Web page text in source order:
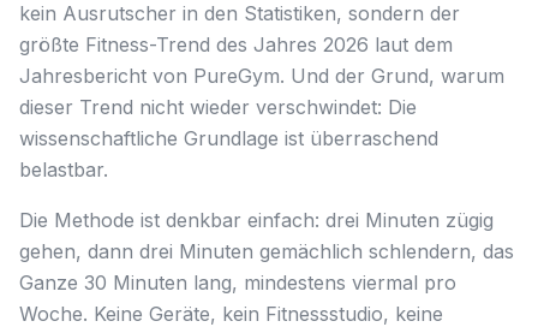
kein Ausrutscher in den Statistiken, sondern der
größte Fitness-Trend des Jahres 2026 laut dem
Jahresbericht von PureGym. Und der Grund, warum
dieser Trend nicht wieder verschwindet: Die
wissenschaftliche Grundlage ist überraschend
belastbar.
Die Methode ist denkbar einfach: drei Minuten zügig
gehen, dann drei Minuten gemächlich schlendern, das
Ganze 30 Minuten lang, mindestens viermal pro
Woche. Keine Geräte, kein Fitnessstudio, keine